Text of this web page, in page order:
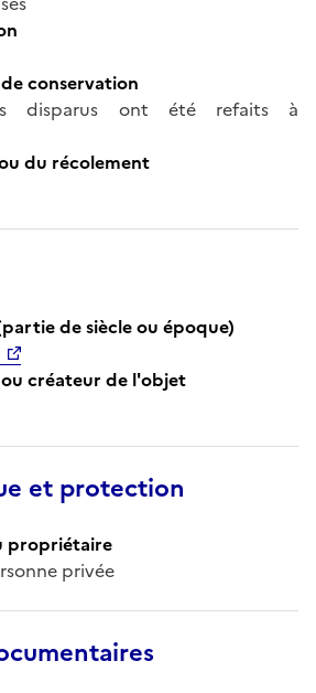
conservation
disparus ont été refaits à
du récolement
de siècle ou époque)
créateur de l'objet
et protection
propriétaire
privée